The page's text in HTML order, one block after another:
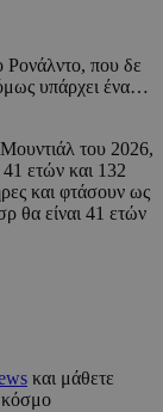
Ρονάλντο, που δε
υπάρχει ένα…
του 2026,
41 ετών και 132
και φτάσουν ως
θα είναι 41 ετών
και μάθετε
κόσμο